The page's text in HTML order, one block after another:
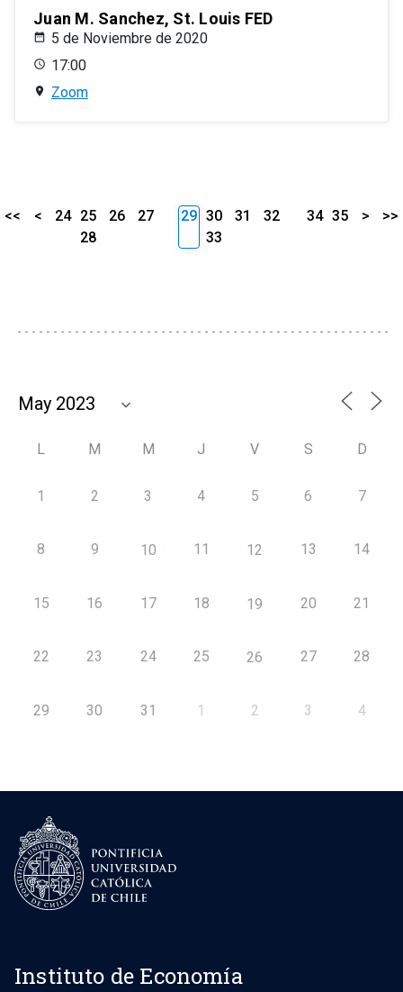
Juan M. Sanchez, St. Louis FED
5 de Noviembre de 2020
17:00
Zoom
<< < 24 25 26
27
28
29 30 31
32
33
34 35 > >>
L M M J V S D
1 2 3 4 5 6 7
8 9 10 11 12 13 14
15 16 17 18 19 20 21
22 23 24 25 26 27 28
29 30 31 1 2 3 4
Instituto de Economía